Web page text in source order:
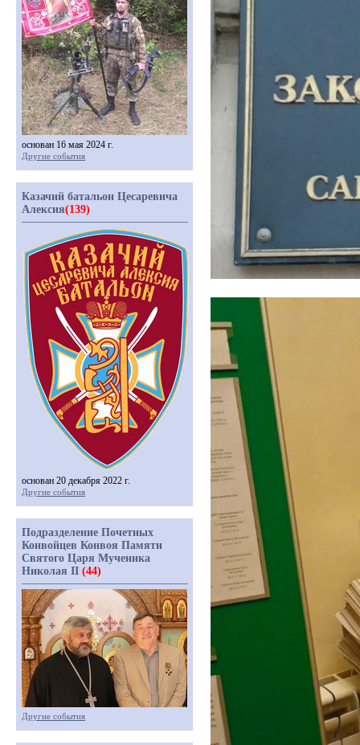
основан 16 мая 2024 г.
Другие события
Казачий батальон Цесаревича
Алексия(139)
основан 20 декабря 2022 г.
Другие события
Подразделение Почетных
Конвойцев Конвоя Памяти
Святого Царя Мученика
Николая II (44)
Другие события